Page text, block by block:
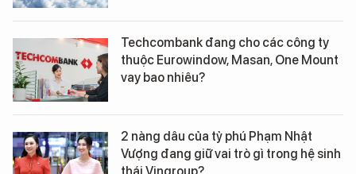
Techcombank đang cho các công ty
thuộc Eurowindow, Masan, One Mount
vay bao nhiêu?
2 nàng dâu của tỷ phú Phạm Nhật
Vượng đang giữ vai trò gì trong hệ sinh